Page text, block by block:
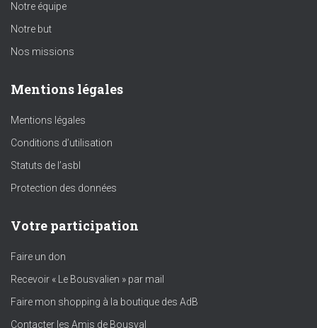
Notre équipe
Notre but
Nos missions
Mentions légales
Mentions légales
Conditions d’utilisation
Statuts de l’asbl
Protection des données
Votre participation
Faire un don
Recevoir « Le Bousvalien » par mail
Faire mon shopping à la boutique des AdB
Contacter les Amis de Bousval